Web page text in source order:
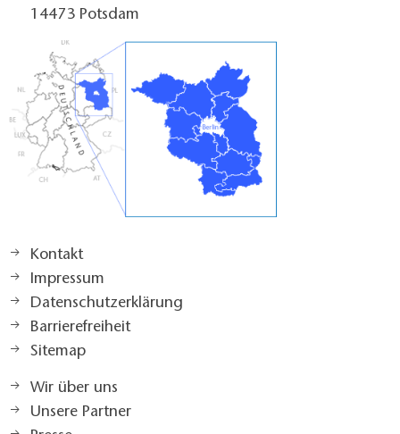
14473 Potsdam
Kontakt
Impressum
Datenschutzerklärung
Barrierefreiheit
Sitemap
Wir über uns
Unsere Partner